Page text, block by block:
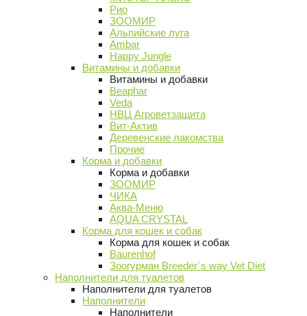
Рио
ЗООМИР
Альпийские луга
Ambar
Happy Jungle
Витамины и добавки
Витамины и добавки
Beaphar
Veda
НВЦ Агроветзащита
Вит-Актив
Деревенские лакомства
Прочие
Корма и добавки
Корма и добавки
ЗООМИР
ЧИКА
Аква-Меню
AQUA CRYSTAL
Корма для кошек и собак
Корма для кошек и собак
Baurenhof
Зоогурман Breeder`s way Vet Diet
Наполнители для туалетов
Наполнители для туалетов
Наполнители
Наполнители